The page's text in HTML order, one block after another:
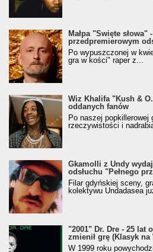
Małpa "Święte słowa"
przedpremierowym
Po wypuszczonej w
gra w kości" raper z...
Wiz Khalifa "Kush &
oddanych fanów
Po naszej popkillerowej
rzeczywistości i
Gkamolli z Undy
odsłuchu "Pełnego
Filar gdyńskiej sceny,
kolektywu Undadasea
"2001" Dr. Dre - 25 lat
zmienił grę (Klasyk na
W 1999 roku